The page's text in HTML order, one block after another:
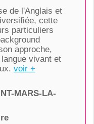
de l'Anglais et
cette
particuliers
approche,
vivant et
voir +
MARS-LA-